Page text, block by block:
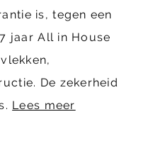
is, tegen een
jaar All in House
De zekerheid
Lees meer